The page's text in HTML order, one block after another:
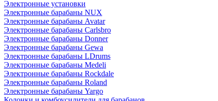
Электронные установки
Электронные барабаны NUX
Электронные барабаны Avatar
Электронные барабаны Carlsbro
Электронные барабаны Donner
Электронные барабаны Gewa
Электронные барабаны LDrums
Электронные барабаны Medeli
Электронные барабаны Rockdale
Электронные барабаны Roland
Электронные барабаны Yargo